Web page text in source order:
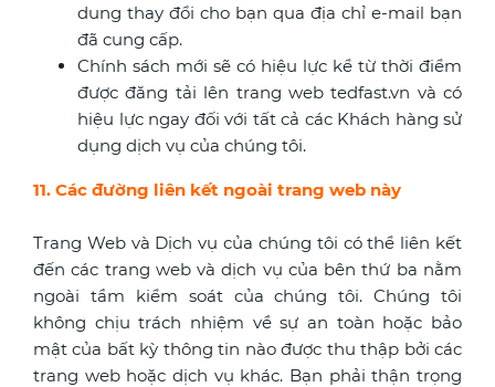
dung thay đổi cho bạn qua địa chỉ e-mail bạn
đã cung cấp.
Chính sách mới sẽ có hiệu lực kể từ thời điểm
được đăng tải lên trang web tedfast.vn và có
hiệu lực ngay đối với tất cả các Khách hàng sử
dụng dịch vụ của chúng tôi.
11. Các đường liên kết ngoài trang web này
Trang Web và Dịch vụ của chúng tôi có thể liên kết
đến các trang web và dịch vụ của bên thứ ba nằm
ngoài tầm kiểm soát của chúng tôi. Chúng tôi
không chịu trách nhiệm về sự an toàn hoặc bảo
mật của bất kỳ thông tin nào được thu thập bởi các
trang web hoặc dịch vụ khác. Bạn phải thận trọng